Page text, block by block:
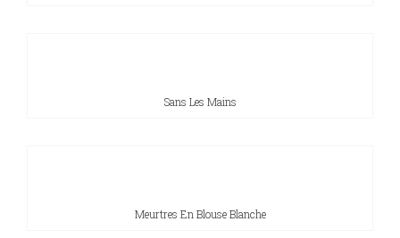
Sans Les Mains
Meurtres En Blouse Blanche